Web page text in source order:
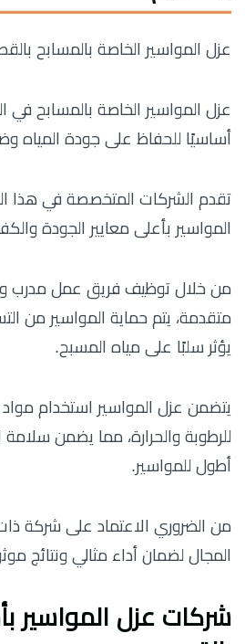
عزل المواسير الخاصة بالمسابح
عزل المواسير الخاصة بالمسابح في
أساسيًا للحفاظ على جودة المياه
تقدم الشركات المتخصصة في هذا
المواسير بأعلى معايير الجودة
من خلال توظيف فريق عمل مدرب
متقدمة، يتم حماية المواسير من
يؤثر سلبًا على مياه المسبح.
يتضمن عزل المواسير استخدام
للرطوبة والحرارة، مما يضمن
أطول للمواسير.
من الضروري الاعتماد على شركة
المجال لضمان أداء مثالي ونتائج
شركات عزل المواسير